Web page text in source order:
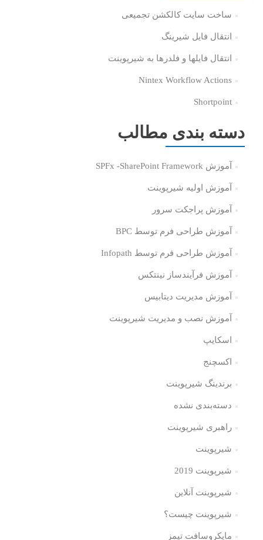
ساخت سایت کالکشن تجمیعی
انتقال فایل شیرینگ
انتقال فایلها و فلدرها به شیرپوینت
Nintex Workflow Actions
Shortpoint
دسته بندی مطالب
آموزش SPFx -SharePoint Framework
آموزش اولیه شیرپوینت
آموزش پراجکت سرور
آموزش طراحی فرم توسط BPC
آموزش طراحی فرم توسط Infopath
آموزش فرآیندساز نینتکس
آموزش مدیریت دیتابیس
آموزش نصب و مدیریت شیرپوینت
اسکایپ
اکسچنج
برندینگ شیرپوینت
دسته‌بندی نشده
راهبری شیرپوینت
شیرپوینت
شیرپوینت 2019
شیرپوینت آنلاین
شیرپوینت چیست؟
مایکروسافت تیمز